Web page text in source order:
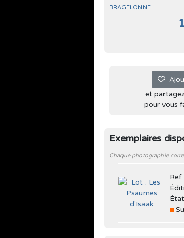
BRAGELONNE
et
pour vous
Exemplaires
Chaque photographie